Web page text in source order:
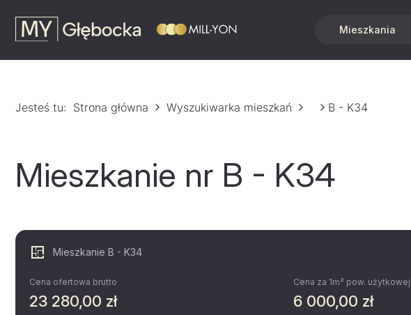
Mieszkania
Jesteś tu: Strona główna Wyszukiwarka mieszkań B - K34
Mieszkanie nr B - K34
Mieszkanie B - K34
Cena ofertowa brutto
23 280,00 zł
Cena za 1m² pow.
6 000,00 zł